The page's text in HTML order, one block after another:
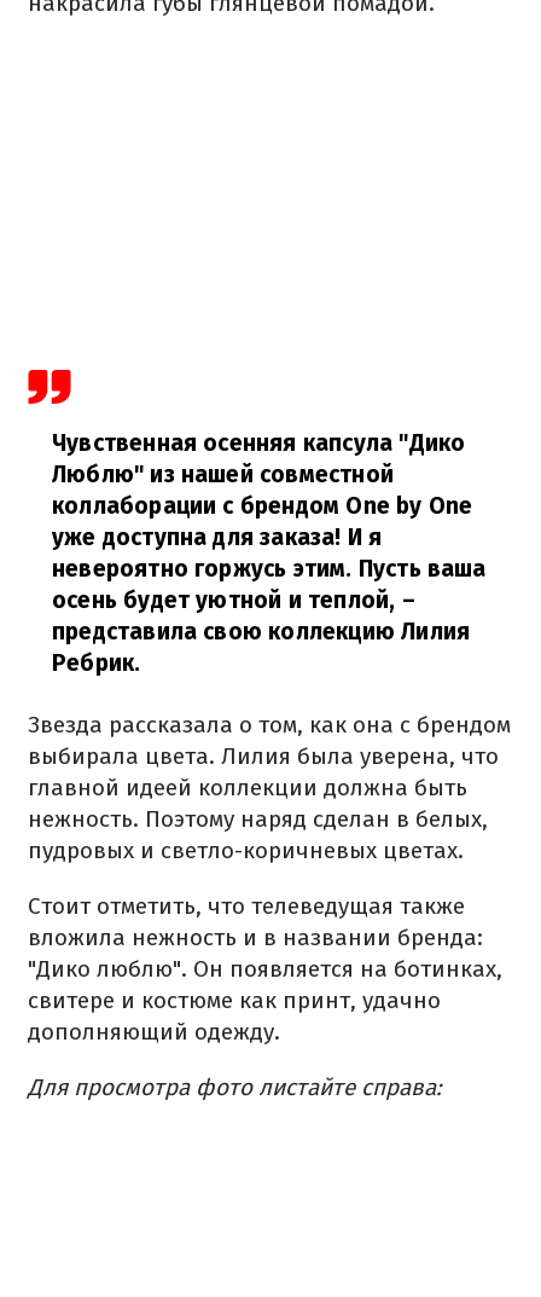
Чувственная осенняя капсула "Дико
Люблю" из нашей совместной
коллаборации с брендом One by One
уже доступна для заказа! И я
невероятно горжусь этим. Пусть ваша
осень будет уютной и теплой, –
представила свою коллекцию Лилия
Ребрик.
Звезда рассказала о том, как она с брендом
выбирала цвета. Лилия была уверена, что
главной идеей коллекции должна быть
нежность. Поэтому наряд сделан в белых,
пудровых и светло-коричневых цветах.
Стоит отметить, что телеведущая также
вложила нежность и в названии бренда:
"Дико люблю". Он появляется на ботинках,
свитере и костюме как принт, удачно
дополняющий одежду.
Для просмотра фото листайте справа: